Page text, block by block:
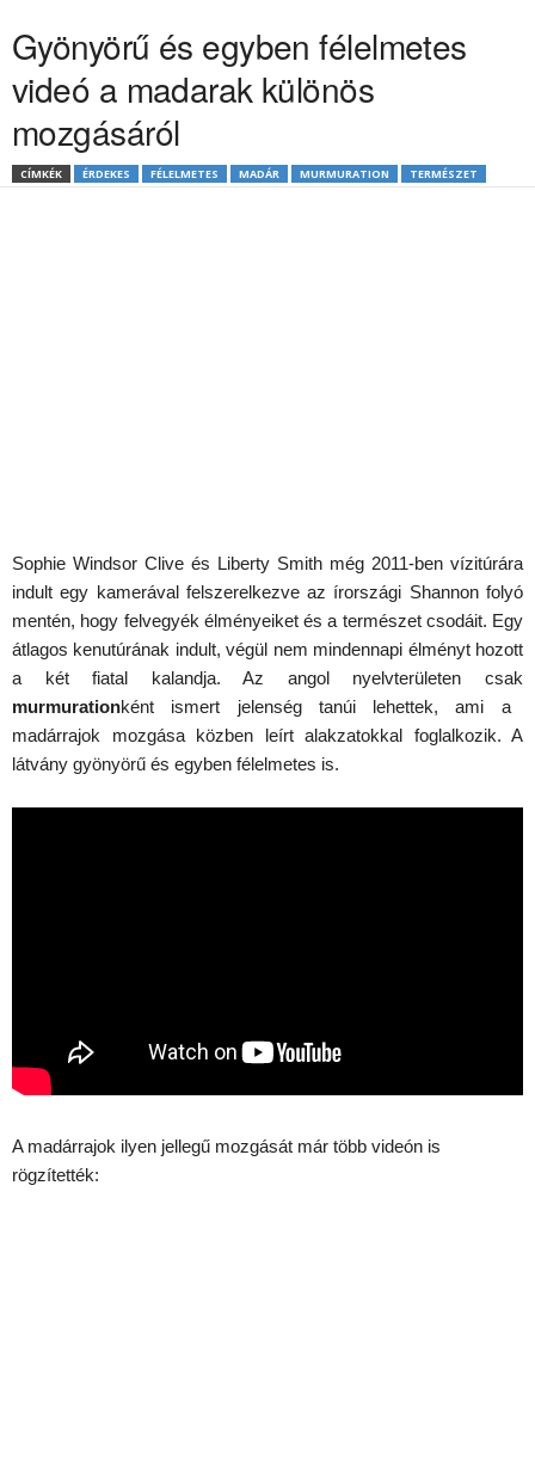
Gyönyörű és egyben félelmetes
videó a madarak különös
mozgásáról
CÍMKÉK ÉRDEKES FÉLELMETES MADÁR MURMURATION TERMÉSZET
Sophie Windsor Clive és Liberty Smith még 2011-ben vízitúrára
indult egy kamerával felszerelkezve az írországi Shannon folyó
mentén, hogy felvegyék élményeiket és a természet csodáit. Egy
átlagos kenutúrának indult, végül nem mindennapi élményt hozott
a két fiatal kalandja. Az angol nyelvterületen csak
murmurationként ismert jelenség tanúi lehettek, ami a
madárrajok mozgása közben leírt alakzatokkal foglalkozik. A
látvány gyönyörű és egyben félelmetes is.
A madárrajok ilyen jellegű mozgását már több videón is
rögzítették: